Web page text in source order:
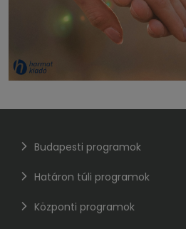
Budapesti programok
Határon túli programok
Központi programok